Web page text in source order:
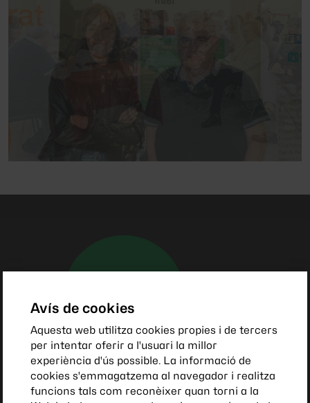
Avís de cookies
Aquesta web utilitza cookies propies i de tercers
per intentar oferir a l'usuari la millor
experiència d'ús possible. La informació de
cookies s'emmagatzema al navegador i realitza
funcions tals com reconèixer quan torni a la